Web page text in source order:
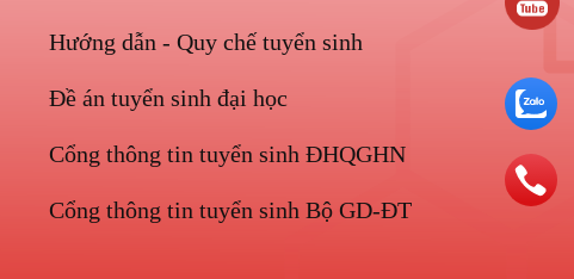
Hướng dẫn - Quy chế tuyển sinh
Đề án tuyển sinh đại học
Cổng thông tin tuyển sinh ĐHQGHN
Cổng thông tin tuyển sinh Bộ GD-ĐT